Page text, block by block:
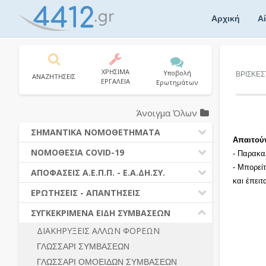
Αρχική
-
-
και
ΑΝΑΖΗΤΗΣΕΙΣ
ΧΡΗΣΙΜΑ
ΕΡΓΑΛΕΙΑ
Υποβολή
Ερωτημάτων
Άνοιγμα Όλων
ΣΗΜΑΝΤΙΚΑ ΝΟΜΟΘΕΤΗΜΑΤΑ
ΔΗΜΟΣΙΕΣ ΣΥΜΒΑΣΕΙΣ (Ν. 4412/2016)
ΔΗΜΟΤΙΚΟΣ ΚΩΔΙΚΑΣ (Ν.3463/2006)
ΚΑΛΛΙΚΡΑΤΗΣ (Ν.3852/2010)
ΝΟΜΟΘΕΣΙΑ - ΝΟΜΟΛΟΓΙΑ (ΣΥΝΟΛΟ)
ΝΟΜΟΘΕΣΙΑ COVID-19
ΝΟΜΟΘΕΣΙΑ - ΝΟΜΟΛΟΓΙΑ COVID -19
ΕΡΩΤΗΣΕΙΣ - ΑΠΑΝΤΗΣΕΙΣ
ΑΠΟΦΑΣΕΙΣ Α.Ε.Π.Π. - Ε.Α.ΔΗ.ΣΥ.
ΠΡΟΔΙΚΑΣΤΙΚΗ ΠΡΟΣΦΥΓΗ
ΓΕΝΙΚΟΙ ΚΑΝΟΝΕΣ
ΔΙΚΑΙΟΥΜΕΝΟΙ ΣΥΜΜΕΤΟΧΗΣ
ΠΡΟΣΦΟΡΕΣ – ΔΙΚΑΙΟΛΟΓΗΤΙΚΑ
ΣΥΜΜΕΤΟΧΗΣ
ΕΡΩΤΗΣΕΙΣ - ΑΠΑΝΤΗΣΕΙΣ
Ν. 4782/2021 - ΤΡΟΠΟΠΟΙΗΣΗ
4412/2016
ΔΙΕΞΑΓΩΓΗ ΔΙΑΔΙΚΑΣΙΑΣ
ΔΙΑΔΙΚΑΣΙΕΣ ΑΝΑΘΕΣΗΣ
ΣΥΓΚΕΚΡΙΜΕΝΑ ΕΙΔΗ ΣΥΜΒΑΣΕΩΝ
ΔΙΑΚΗΡΥΞΕΙΣ ΑΛΛΩΝ ΦΟΡΕΩΝ
ΓΛΩΣΣΑΡΙ ΣΥΜΒΑΣΕΩΝ
ΓΛΩΣΣΑΡΙ ΟΜΟΕΙΔΩΝ ΣΥΜΒΑΣΕΩΝ